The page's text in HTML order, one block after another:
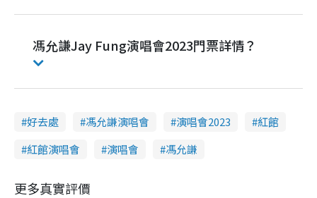
馮允謙Jay Fung演唱會2023門票詳情？
好去處 馮允謙演唱會 演唱會2023
紅館
紅館演唱會
演唱會 馮允謙
更多真實評價